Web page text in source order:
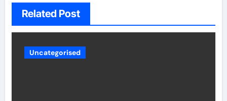
Related Post
Uncategorised